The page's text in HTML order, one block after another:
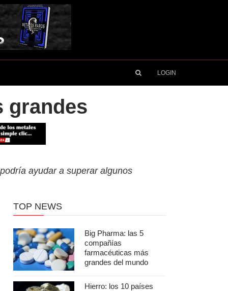
LOGIN
grandes
ayudar a superar algunos
TOP NEWS
Big Pharma: las 5
compañías
farmacéuticas más
grandes del mundo
Hierro: los 10 países